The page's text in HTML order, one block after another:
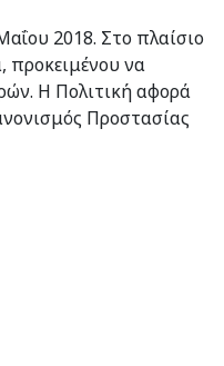
2018. Στο πλαίσιο
προκειμένου να
Η Πολιτική αφορά
Προστασίας